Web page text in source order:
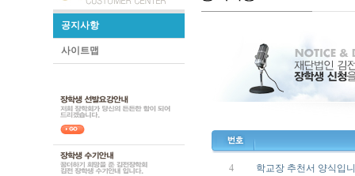
공지사항
사이트맵
4 학교장 추천서 양식입